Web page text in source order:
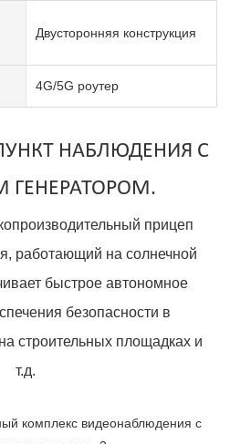
Двусторонняя конструкция
4G/5G роутер
НАБЛЮДЕНИЯ С
ГЕНЕРАТОРОМ.
прицеп
работающий на солнечной
быстрое автономное
безопасности в
строительных площадках и
т.д.